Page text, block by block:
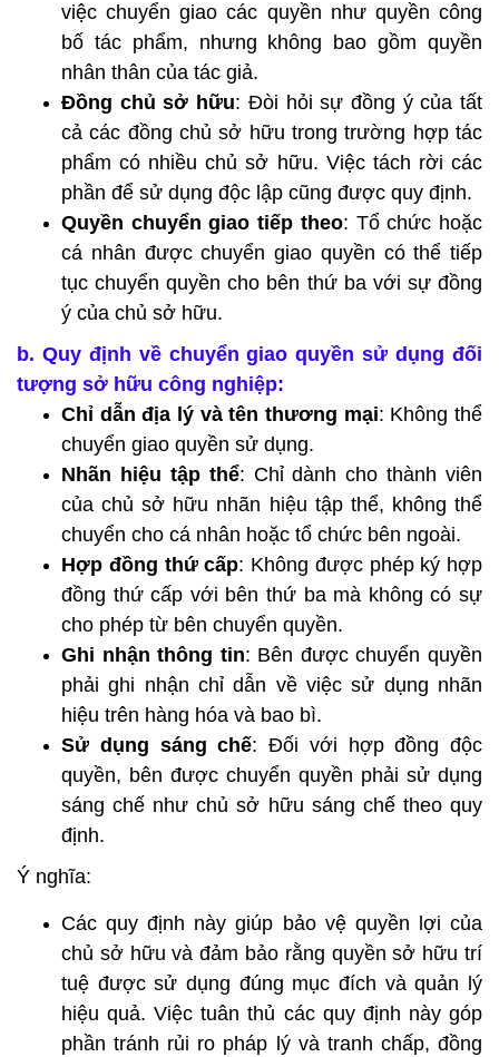
việc chuyển giao các quyền như quyền công
bố tác phẩm, nhưng không bao gồm quyền
nhân thân của tác giả.
Đồng chủ sở hữu: Đòi hỏi sự đồng ý của tất
cả các đồng chủ sở hữu trong trường hợp tác
phẩm có nhiều chủ sở hữu. Việc tách rời các
phần để sử dụng độc lập cũng được quy định.
Quyền chuyển giao tiếp theo: Tổ chức hoặc
cá nhân được chuyển giao quyền có thể tiếp
tục chuyển quyền cho bên thứ ba với sự đồng
ý của chủ sở hữu.
b. Quy định về chuyển giao quyền sử dụng đối
tượng sở hữu công nghiệp:
Chỉ dẫn địa lý và tên thương mại: Không thể
chuyển giao quyền sử dụng.
Nhãn hiệu tập thể: Chỉ dành cho thành viên
của chủ sở hữu nhãn hiệu tập thể, không thể
chuyển cho cá nhân hoặc tổ chức bên ngoài.
Hợp đồng thứ cấp: Không được phép ký hợp
đồng thứ cấp với bên thứ ba mà không có sự
cho phép từ bên chuyển quyền.
Ghi nhận thông tin: Bên được chuyển quyền
phải ghi nhận chỉ dẫn về việc sử dụng nhãn
hiệu trên hàng hóa và bao bì.
Sử dụng sáng chế: Đối với hợp đồng độc
quyền, bên được chuyển quyền phải sử dụng
sáng chế như chủ sở hữu sáng chế theo quy
định.
Ý nghĩa:
Các quy định này giúp bảo vệ quyền lợi của
chủ sở hữu và đảm bảo rằng quyền sở hữu trí
tuệ được sử dụng đúng mục đích và quản lý
hiệu quả. Việc tuân thủ các quy định này góp
phần tránh rủi ro pháp lý và tranh chấp, đồng